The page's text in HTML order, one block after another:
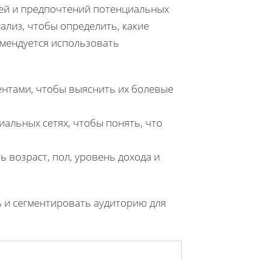
и предпочтений потенциальных
чтобы определить, какие
использовать
чтобы выяснить их болевые
сетях, чтобы понять, что
возраст, пол, уровень дохода и
сегментировать аудиторию для